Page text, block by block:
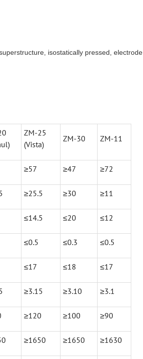
isostatically pressed, electrode
ZM-25
(Vista)
ZM-30 ZM-11
≥57 ≥47 ≥72
≥25.5 ≥30 ≥11
≤14.5 ≤20 ≤12
≤0.5 ≤0.3 ≤0.5
≤17 ≤18 ≤17
≥3.15 ≥3.10 ≥3.1
≥120 ≥100 ≥90
≥1650 ≥1650 ≥1630